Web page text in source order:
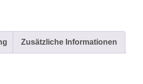
Zusätzliche Informationen